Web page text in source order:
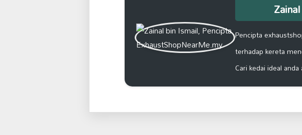
Pencipta
terhadap kereta
Cari kedai ideal